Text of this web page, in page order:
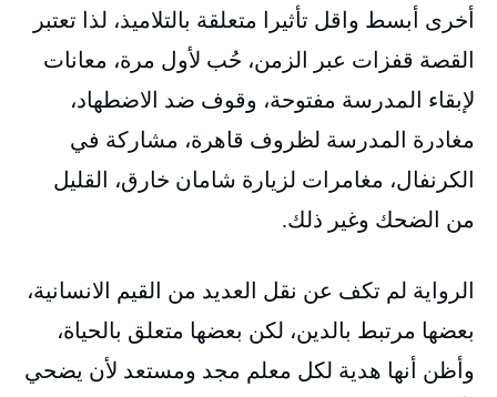
أخرى أبسط واقل تأثيرا متعلقة بالتلاميذ، لذا تعتبر
القصة قفزات عبر الزمن، حُب لأول مرة، معانات
لإبقاء المدرسة مفتوحة، وقوف ضد الاضطهاد،
مغادرة المدرسة لظروف قاهرة، مشاركة في
الكرنفال، مغامرات لزيارة شامان خارق، القليل
من الضحك وغير ذلك.
الرواية لم تكف عن نقل العديد من القيم الانسانية،
بعضها مرتبط بالدين، لكن بعضها متعلق بالحياة،
وأظن أنها هدية لكل معلم مجد ومستعد لأن يضحي